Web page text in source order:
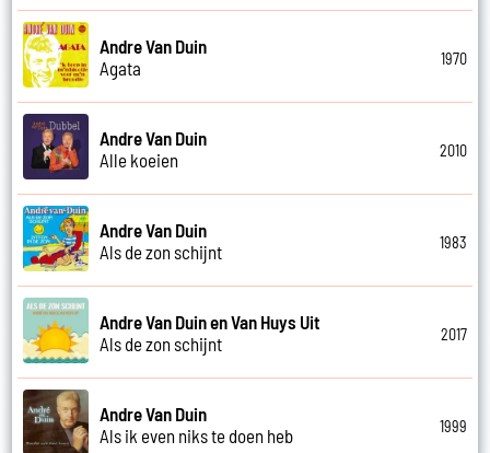
Andre Van Duin
Agata
1970
Andre Van Duin
Alle koeien
2010
Andre Van Duin
Als de zon schijnt
1983
Andre Van Duin en Van Huys Uit
Als de zon schijnt
2017
Andre Van Duin
Als ik even niks te doen heb
1999